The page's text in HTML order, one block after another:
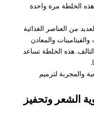
الخلطة مرة واحدة
من العناصر الغذائية
والمعادن
هذه الخلطة تساعد
والمجربة لترميم
الشعر وتحفيز